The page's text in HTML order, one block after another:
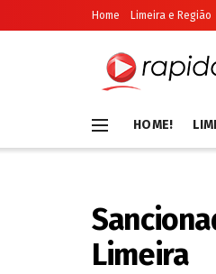
Home Limeira e Região
HOME!
Limeira